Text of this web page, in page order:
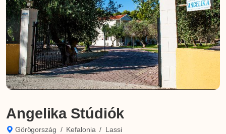
Angelika Stúdiók
Görögország / Kefalonia / Lassi